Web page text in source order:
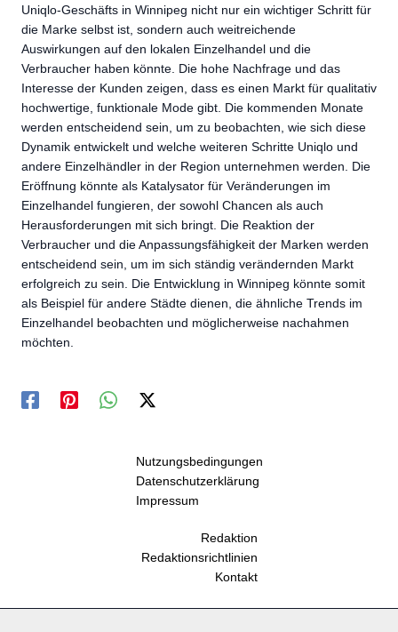
Uniqlo-Geschäfts in Winnipeg nicht nur ein wichtiger Schritt für
die Marke selbst ist, sondern auch weitreichende
Auswirkungen auf den lokalen Einzelhandel und die
Verbraucher haben könnte. Die hohe Nachfrage und das
Interesse der Kunden zeigen, dass es einen Markt für qualitativ
hochwertige, funktionale Mode gibt. Die kommenden Monate
werden entscheidend sein, um zu beobachten, wie sich diese
Dynamik entwickelt und welche weiteren Schritte Uniqlo und
andere Einzelhändler in der Region unternehmen werden. Die
Eröffnung könnte als Katalysator für Veränderungen im
Einzelhandel fungieren, der sowohl Chancen als auch
Herausforderungen mit sich bringt. Die Reaktion der
Verbraucher und die Anpassungsfähigkeit der Marken werden
entscheidend sein, um im sich ständig verändernden Markt
erfolgreich zu sein. Die Entwicklung in Winnipeg könnte somit
als Beispiel für andere Städte dienen, die ähnliche Trends im
Einzelhandel beobachten und möglicherweise nachahmen
möchten.
Nutzungsbedingungen
Datenschutzerklärung
Impressum
Redaktion
Redaktionsrichtlinien
Kontakt